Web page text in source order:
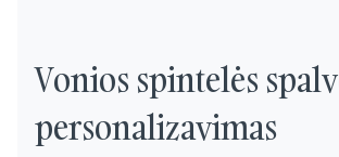
Vonios spintelės
personalizavimas